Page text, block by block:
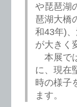
や琵琶湖
琶湖大橋
和43年)
が大きく
本展で
に、現在
時の様子
ます。